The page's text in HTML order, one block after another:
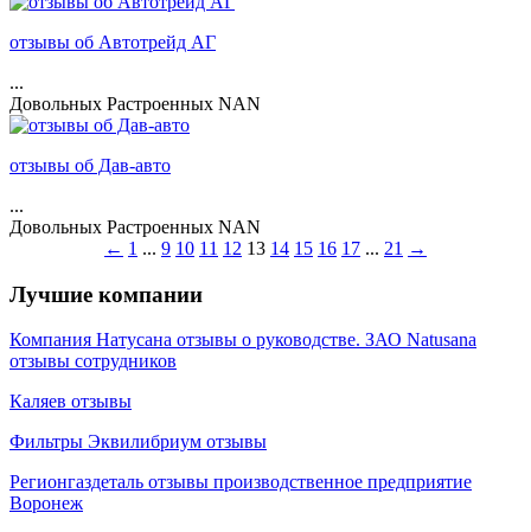
отзывы об Автотрейд АГ
...
Довольных Растроенных NAN
отзывы об Дав-авто
...
Довольных Растроенных NAN
← 1 ... 9 10 11 12 13 14 15 16 17 ... 21 →
Лучшие компании
Компания Натусана отзывы о руководстве. ЗАО Natusana
отзывы сотрудников
Каляев отзывы
Фильтры Эквилибриум отзывы
Регионгаздеталь отзывы производственное предприятие
Воронеж